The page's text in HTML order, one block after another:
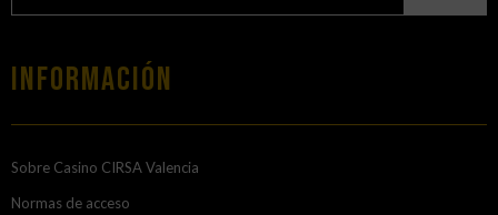
Información
Sobre Casino CIRSA Valencia
Normas de acceso